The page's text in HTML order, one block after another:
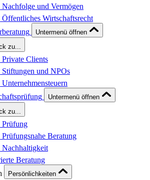
Nachfolge und Vermögen
Öffentliches Wirtschaftsrecht
Untermenü öffnen
zu...
Private Clients
Stiftungen und NPOs
Unternehmensteuern
Untermenü öffnen
zu...
Prüfung
Prüfungsnahe Beratung
Nachhaltigkeit
Beratung
Persönlichkeiten